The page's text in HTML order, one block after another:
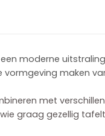
moderne
maken
met
graag gezellig